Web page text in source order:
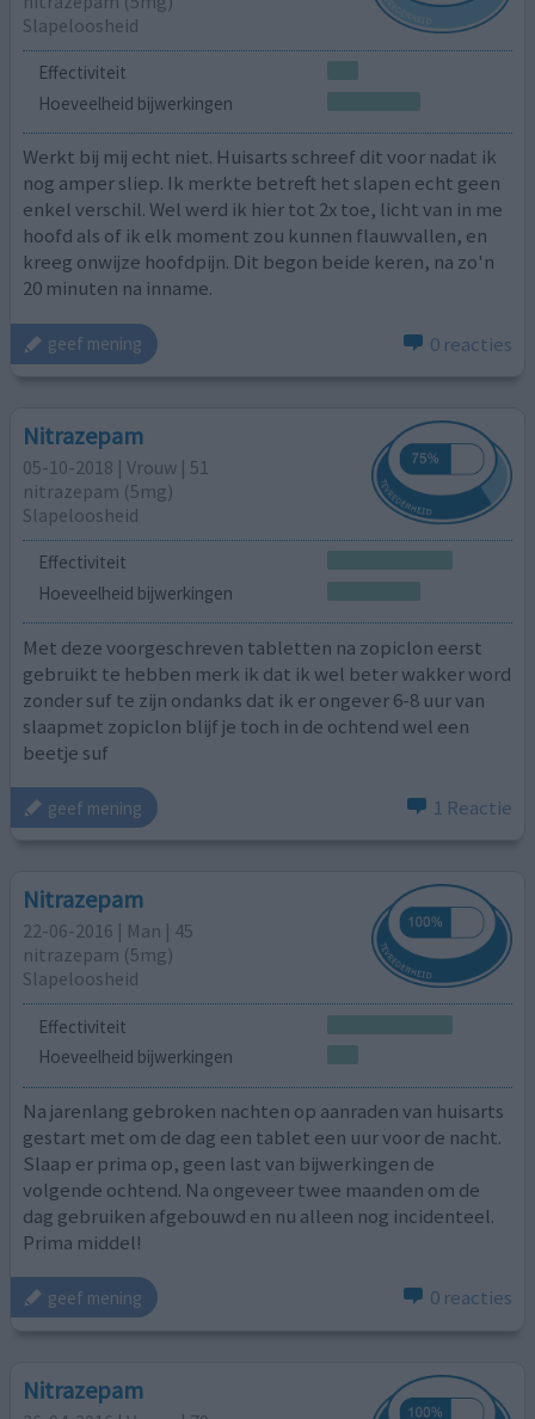
Slapeloosheid
Effectiviteit
Hoeveelheid bijwerkingen
Werkt bij mij echt niet. Huisarts schreef dit voor nadat ik
nog amper sliep. Ik merkte betreft het slapen echt geen
enkel verschil. Wel werd ik hier tot 2x toe, licht van in me
hoofd als of ik elk moment zou kunnen flauwvallen, en
kreeg onwijze hoofdpijn. Dit begon beide keren, na zo'n
20 minuten na inname.
geef mening 0 reacties
Nitrazepam
05-10-2018 | Vrouw | 51
nitrazepam (5mg)
Slapeloosheid
Effectiviteit
Hoeveelheid bijwerkingen
Met deze voorgeschreven tabletten na zopiclon eerst
gebruikt te hebben merk ik dat ik wel beter wakker word
zonder suf te zijn ondanks dat ik er ongever 6-8 uur van
slaapmet zopiclon blijf je toch in de ochtend wel een
beetje suf
geef mening 1 Reactie
Nitrazepam
22-06-2016 | Man | 45
nitrazepam (5mg)
Slapeloosheid
Effectiviteit
Hoeveelheid bijwerkingen
Na jarenlang gebroken nachten op aanraden van huisarts
gestart met om de dag een tablet een uur voor de nacht.
Slaap er prima op, geen last van bijwerkingen de
volgende ochtend. Na ongeveer twee maanden om de
dag gebruiken afgebouwd en nu alleen nog incidenteel.
Prima middel!
geef mening 0 reacties
Nitrazepam